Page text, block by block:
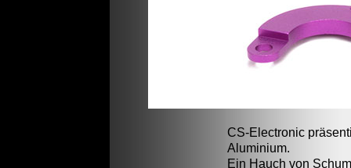
CS-Electronic
Aluminium.
Ein Hauch von